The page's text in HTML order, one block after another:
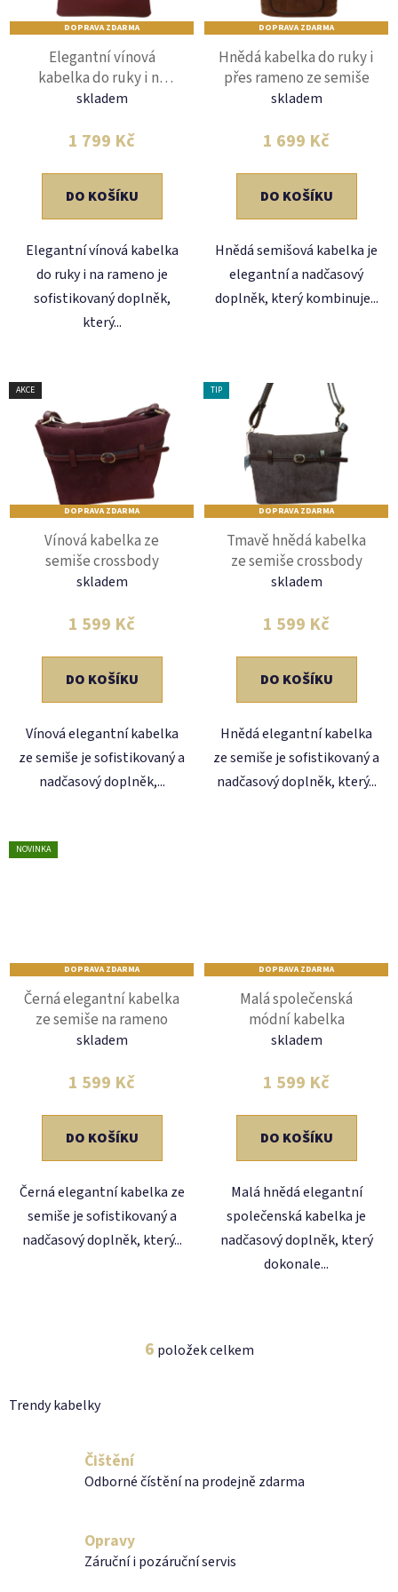
k
t
p
r
DOPRAVA ZDARMA
Elegantní vínová
kabelka do ruky i na
rameno
skladem
1 799 Kč
DO KOŠÍKU
Elegantní vínová kabelka
do ruky i na rameno je
sofistikovaný doplněk,
který...
DOPRAVA ZDARMA
Hnědá kabelka do ruky i
přes rameno ze semiše
skladem
1 699 Kč
DO KOŠÍKU
Hnědá semišová kabelka je
elegantní a nadčasový
doplněk, který kombinuje...
AKCE
DOPRAVA ZDARMA
Vínová kabelka ze
semiše crossbody
skladem
1 599 Kč
DO KOŠÍKU
Vínová elegantní kabelka
ze semiše je sofistikovaný a
nadčasový doplněk,...
TIP
DOPRAVA ZDARMA
Tmavě hnědá kabelka
ze semiše crossbody
skladem
1 599 Kč
DO KOŠÍKU
Hnědá elegantní kabelka
ze semiše je sofistikovaný a
nadčasový doplněk, který...
NOVINKA
DOPRAVA ZDARMA
Černá elegantní kabelka
ze semiše na rameno
skladem
1 599 Kč
DO KOŠÍKU
Černá elegantní kabelka ze
semiše je sofistikovaný a
nadčasový doplněk, který...
DOPRAVA ZDARMA
Malá společenská
módní kabelka
skladem
1 599 Kč
DO KOŠÍKU
Malá hnědá elegantní
společenská kabelka je
nadčasový doplněk, který
dokonale...
O
c
í
v
k
6 položek celkem
Trendy kabelky
Čištění
Odborné čístění na prodejně zdarma
Opravy
Záruční i pozáruční servis